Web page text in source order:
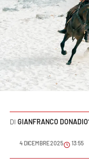
Italia Mondo
Sanità
Sport
Cultura
Podcast
Meteo
GIANFRANCO
4 DICEMBRE 2025 13:55